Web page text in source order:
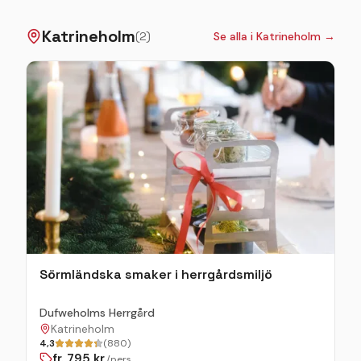
Gård!
Katrineholm(2) Se alla i Katrineholm →
Sörmländska smaker i herrgårdsmiljö
Dufweholms Herrgård
Katrineholm
4,3 (880)